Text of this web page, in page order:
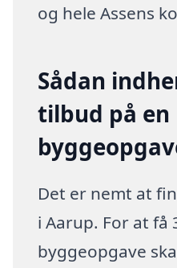
og hele Assens
Sådan
tilbud på en
Det er nemt at
i Aarup. For at få
byggeopgave